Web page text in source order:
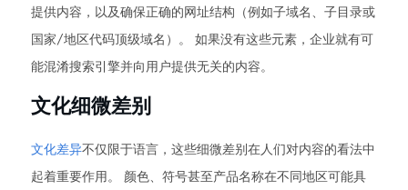
提供内容，以及确保正确的网址结构（例如子域名、子目录或
国家/地区代码顶级域名）。 如果没有这些元素，企业就有可
能混淆搜索引擎并向用户提供无关的内容。
文化细微差别
文化差异不仅限于语言，这些细微差别在人们对内容的看法中
起着重要作用。 颜色、符号甚至产品名称在不同地区可能具